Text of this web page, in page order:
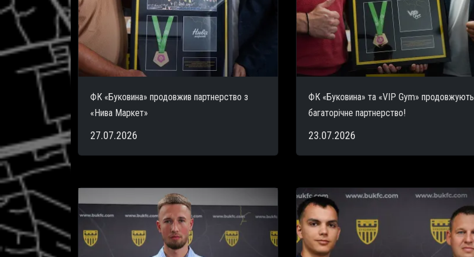
ФК «Буковина» продовжив партнерство з
«Нива Маркет»
27.07.2026
ФК «Буковина» та «VIP Gym» продовжують
багаторічне партнерство!
23.07.2026